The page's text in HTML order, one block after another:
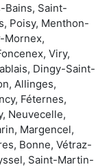
Bains, Saint-
Poisy, Menthon-
Mornex,
Viry,
Dingy-Saint-
Allinges,
Féternes,
Neuvecelle,
Margencel,
Bonne, Vétraz-
Saint-Martin-